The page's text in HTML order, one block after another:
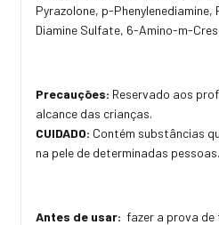
Pyrazolone, p-Phenylenediamine,
Diamine Sulfate, 6-Amino-m-
Precauções: Reservado aos
alcance das crianças.
CUIDADO: Contém substâncias
na pele de determinadas pessoas.
Antes de usar: fazer a prova